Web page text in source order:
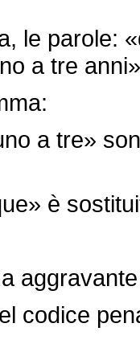
parole:
a tre
a tre»
è
aggravante
codice